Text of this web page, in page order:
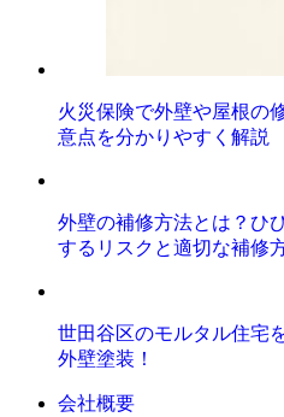
火災保険で外壁や屋根の
意点を分かりやすく解説
外壁の補修方法とは？ひ
するリスクと適切な補修
世田谷区のモルタル住宅
外壁塗装！
会社概要